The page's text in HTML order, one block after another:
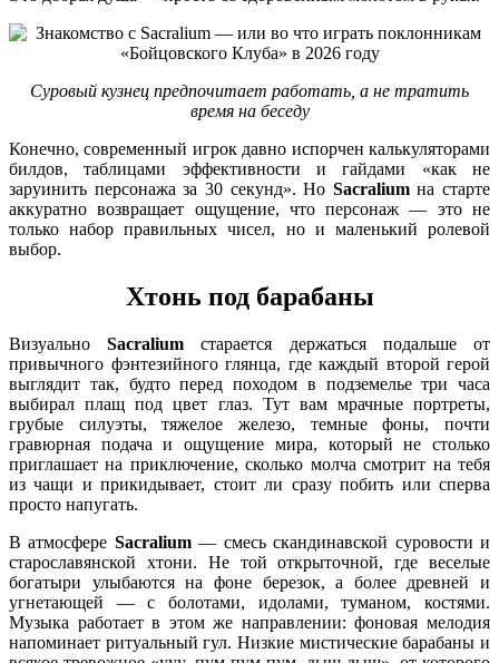
Суровый кузнец предпочитает работать, а не тратить
время на беседу
Конечно, современный игрок давно испорчен калькуляторами
билдов, таблицами эффективности и гайдами «как не
заруинить персонажа за 30 секунд». Но Sacraliumна старте
аккуратно возвращает ощущение, что персонаж — это не
только набор правильных чисел, но и маленький ролевой
выбор.
Хтонь под барабаны
ВизуальноSacralium старается держаться подальше от
привычного фэнтезийного глянца, где каждый второй герой
выглядит так, будто перед походом в подземелье три часа
выбирал плащ под цвет глаз. Тут вам мрачные портреты,
грубые силуэты, тяжелое железо, темные фоны, почти
гравюрная подача и ощущение мира, который не столько
приглашает на приключение, сколько молча смотрит на тебя
из чащи и прикидывает, стоит ли сразу побить или сперва
просто напугать.
В атмосфере Sacralium— смесь скандинавской суровости и
старославянской хтони. Не той открыточной, где веселые
богатыри улыбаются на фоне березок, а более древней и
угнетающей — с болотами, идолами, туманом, костями.
Музыка работает в этом же направлении: фоновая мелодия
напоминает ритуальный гул. Низкие мистические барабаны и